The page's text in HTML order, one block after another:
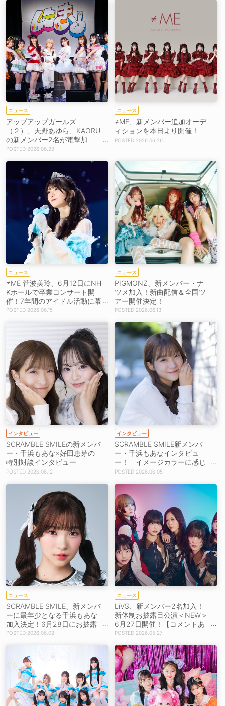
ニュース
アップアップガールズ
（２）、天野あゆら、KAORU
の新メンバー2名が電撃加
入！
2026.06.29
ニュース
≠ME、新メンバー追加オーデ
ィションを本日より開催！
2026.06.26
ニュース
≠ME 菅波美玲、6月12日にNH
Kホールで卒業コンサート開
催！7年間のアイドル活動に幕
［ライブレポート］
2026.06.15
ニュース
PIGMONZ、新メンバー・ナ
ツメ加入！新曲配信＆全国ツ
アー開催決定！
2026.06.13
インタビュー
SCRAMBLE SMILEの新メンバ
ー・千浜もあな×好田恵芽の
特別対談インタビュー
2026.06.12
インタビュー
SCRAMBLE SMILE新メンバ
ー・千浜もあなインタビュ
ー！ イメージカラーに感じ
た“今日から運命！？”
2026.06.05
ニュース
SCRAMBLE SMILE、新メンバ
ーに最年少となる千浜もあな
加入決定！6月28日にお披露
目ワンマン開催
2026.06.02
ニュース
LiVS、新メンバー2名加入！
新体制お披露目公演＜NEW＞
6月27日開催！【コメントあ
り】
2026.05.27